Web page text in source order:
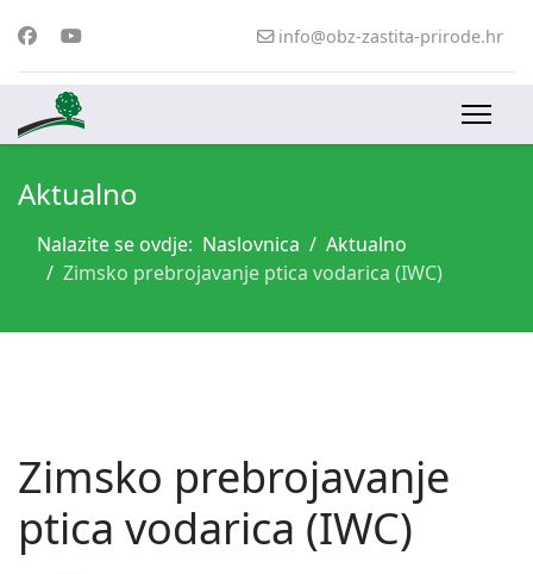
info@obz-zastita-prirode.hr
Aktualno
Nalazite se ovdje: Naslovnica
Aktualno
Zimsko prebrojavanje ptica vodarica (IWC)
Zimsko prebrojavanje
ptica vodarica (IWC)